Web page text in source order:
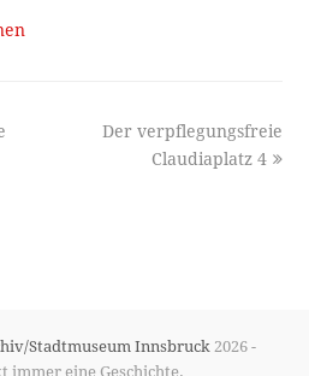
next
Der verpflegungsfreie
Claudiaplatz 4
Stadtmuseum Innsbruck 2026 -
immer eine Geschichte.